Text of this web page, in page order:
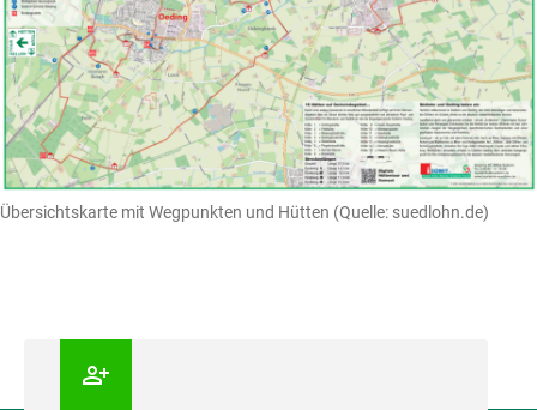
Übersichtskarte mit Wegpunkten und Hütten (Quelle: suedlohn.de)